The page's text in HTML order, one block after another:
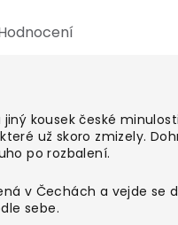
jiný kousek české
už skoro zmizely.
po rozbalení.
v Čechách a vejde se
sebe.